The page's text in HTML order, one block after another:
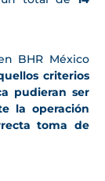
BHR México
criterios
pudieran ser
la operación
toma de